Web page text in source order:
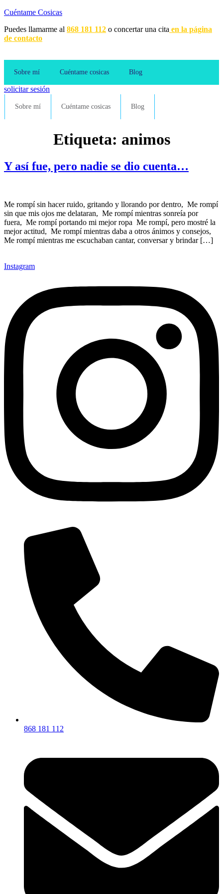
Cuéntame Cosicas
Puedes llamarme al 868 181 112 o concertar una cita en la página
de contacto
Sobre mí Cuéntame cosicas Blog
solicitar sesión
Sobre mí Cuéntame cosicas Blog
Etiqueta: animos
Y así fue, pero nadie se dio cuenta…
Me rompí sin hacer ruido, gritando y llorando por dentro, Me rompí
sin que mis ojos me delataran, Me rompí mientras sonreía por
fuera, Me rompí portando mi mejor ropa Me rompí, pero mostré la
mejor actitud, Me rompí mientras daba a otros ánimos y consejos,
Me rompí mientras me escuchaban cantar, conversar y brindar […]
Instagram
868 181 112